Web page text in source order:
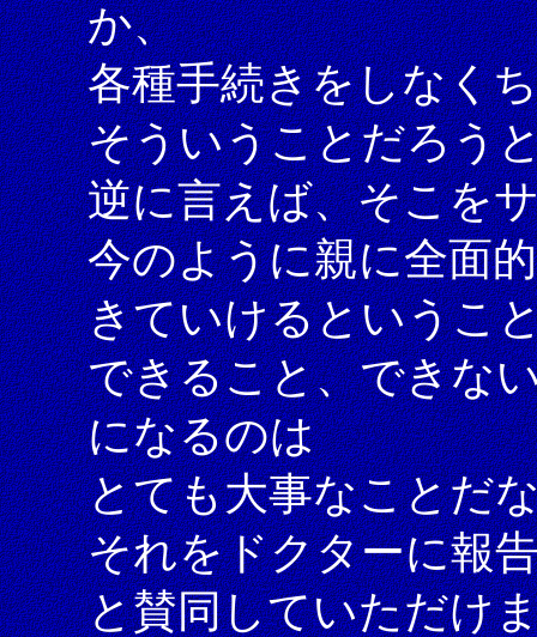
か、
各種手続きをしなく
そういうことだろう
逆に言えば、そこを
今のように親に全面
きていけるというこ
できること、できな
になるのは
とても大事なことだ
それをドクターに報
と賛同していただけ